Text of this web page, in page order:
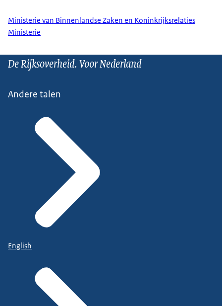
Ministerie van Binnenlandse Zaken en Koninkrijksrelaties
Ministerie
De Rijksoverheid. Voor Nederland
Andere talen
English